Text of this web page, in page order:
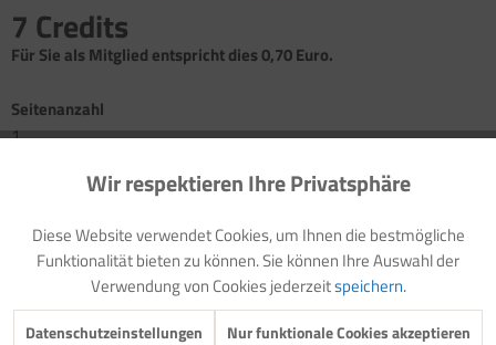
7 Credits
Für Sie als Mitglied entspricht dies 0,70 Euro.
Seitenanzahl
1
Vorwort: Thematische Einführung
Vorlage: Elternbrief (mit Modellzielen)
Spracherziehung: Auch der Körper spricht
Schattenbilder
Buchtipp
Funktionale Aktiv
Marketing Inaktiv
Tracking Inaktiv
Wir respektieren Ihre Privatsphäre
Diese Website verwendet Cookies, um Ihnen die bestmögliche
Funktionalität bieten zu können. Sie können Ihre Auswahl der
Verwendung von Cookies jederzeitspeichern.
Datenschutzeinstellungen Nur funktionale Cookies akzeptieren